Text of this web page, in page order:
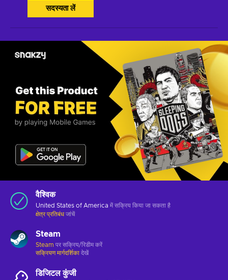
सदस्यता लें
वैश्विक
United States of America में सक्रिय किया जा सकता है
क्षेत्र प्रतिबंध जांचें
Steam
Steam पर सक्रिय/रिडीम करें
सक्रियण मार्गदर्शिका देखें
डिजिटल कुंजी